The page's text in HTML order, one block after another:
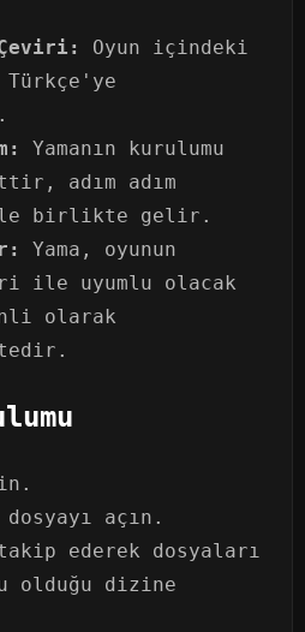
Çeviri:
Oyun içindeki
Yamanın kurulumu
adım adım
birlikte gelir.
Yama, oyunun
ile uyumlu olacak
olarak
açın.
ederek dosyaları
olduğu dizine